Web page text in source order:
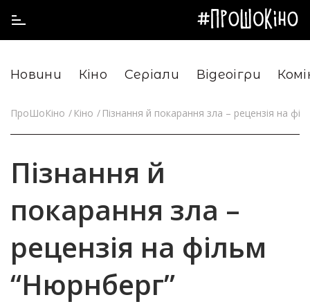
Новини Кіно Серіали Відеоігри
ПроШоКіно Кіно Пізнання й покарання зла – рецензія на
Пізнання й
покарання зла –
рецензія на фільм
“Нюрнберг”